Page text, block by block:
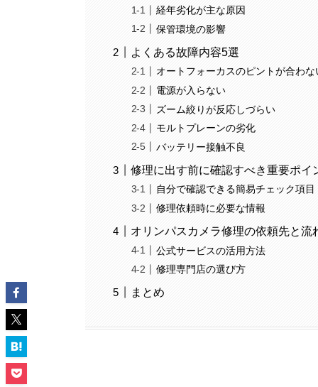
経年劣化が主な原因
保管環境の影響
よくある故障内容5選
オートフォーカスのピントが合わな
電源が入らない
ズーム絞りが反応しづらい
モルトプレーンの劣化
バッテリー接触不良
修理に出す前に確認すべき重要ポイ
自分で確認できる簡易チェック項目
修理依頼時に必要な情報
オリンパスカメラ修理の依頼先と流
公式サービスの活用方法
修理専門店の選び方
まとめ